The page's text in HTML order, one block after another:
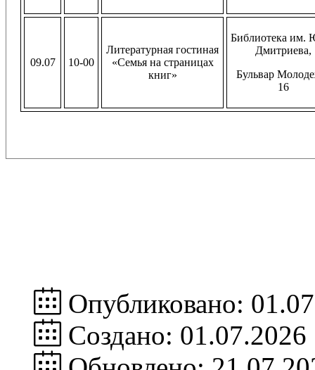
09.07 10-00
Литературная гостиная
«Семья на страницах
книг»
Библиотека им.
Дмитриева,
Бульвар
16
Опубликовано:
Создано: 01.07.2026